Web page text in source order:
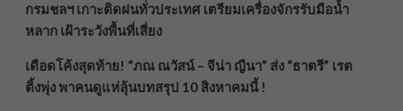
กรมชลฯ เกาะติดฝนทั่วประเทศ เตรียมเครื่องจักรรับมือน้ำ
หลาก เฝ้าระวังพื้นที่เสี่ยง
เดือดโค้งสุดท้าย! “ภณ ณวัสน์ – จีน่า ญีนา” ส่ง “ธาตรี” เรต
ติ้งพุ่ง พาคนดูแห่ลุ้นบทสรุป 10 สิงหาคมนี้ !